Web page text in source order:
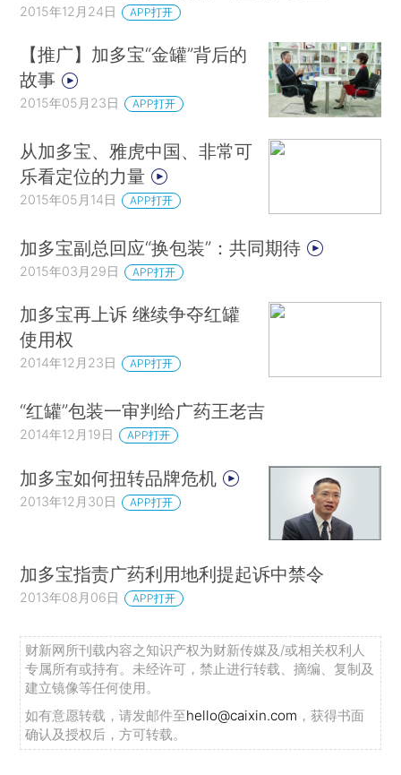
2015年12月24日 APP打开
【推广】加多宝“金罐”背后的
故事
2015年05月23日 APP打开
从加多宝、雅虎中国、非常可
乐看定位的力量
2015年05月14日 APP打开
加多宝副总回应“换包装”：共同期待
2015年03月29日 APP打开
加多宝再上诉 继续争夺红罐
使用权
2014年12月23日 APP打开
“红罐”包装一审判给广药王老吉
2014年12月19日 APP打开
加多宝如何扭转品牌危机
2013年12月30日 APP打开
加多宝指责广药利用地利提起诉中禁令
2013年08月06日 APP打开
财新网所刊载内容之知识产权为财新传媒及/或相关权利人
专属所有或持有。未经许可，禁止进行转载、摘编、复制及
建立镜像等任何使用。
如有意愿转载，请发邮件至hello@caixin.com ，获得书面
确认及授权后，方可转载。